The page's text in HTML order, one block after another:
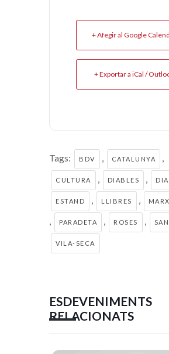
+ Afegir al Google
+ Exportar a iCal /
Tags: BDV CATALUNYA
CULTURA DIABLES
ESTAND LLIBRES
PARADETA ROSES
VILA-SECA
ESDEVENIMENTS
RELACIONATS